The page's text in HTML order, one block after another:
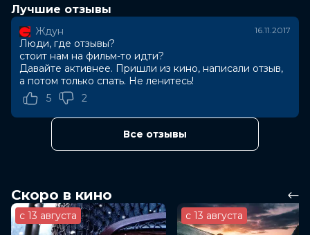
места на поезд уже раскуплены. Восточный экспресс
- так называется этот поезд который вот-вот покинет
город. К счастью, одним из его пассажиров
оказывается директор компании, которой
принадлежит экспресс, и он находит место для
Пуаро.
Поистине удивительное место, в котором собрались
люди разных национальность и убеждений, но
сыщика это мало интересует, позже он отходит ко
сну. Ночью из-за вьюги и снегопада поезд
вынужденно останавливается, а в скорости сыщику
одного нераскрытого дела.. или есть?
Драматический фильм в жанре «детектив»
Лучшие отзывы
Ждун 16.11.2017
Люди, где отзывы?
стоит нам на фильм-то идти?
Давайте активнее. Пришли из кино, написали отзыв,
а потом только спать. Не ленитесь!
5
2
Все отзывы
Скоро в кино
с 13 августа с 13 августа